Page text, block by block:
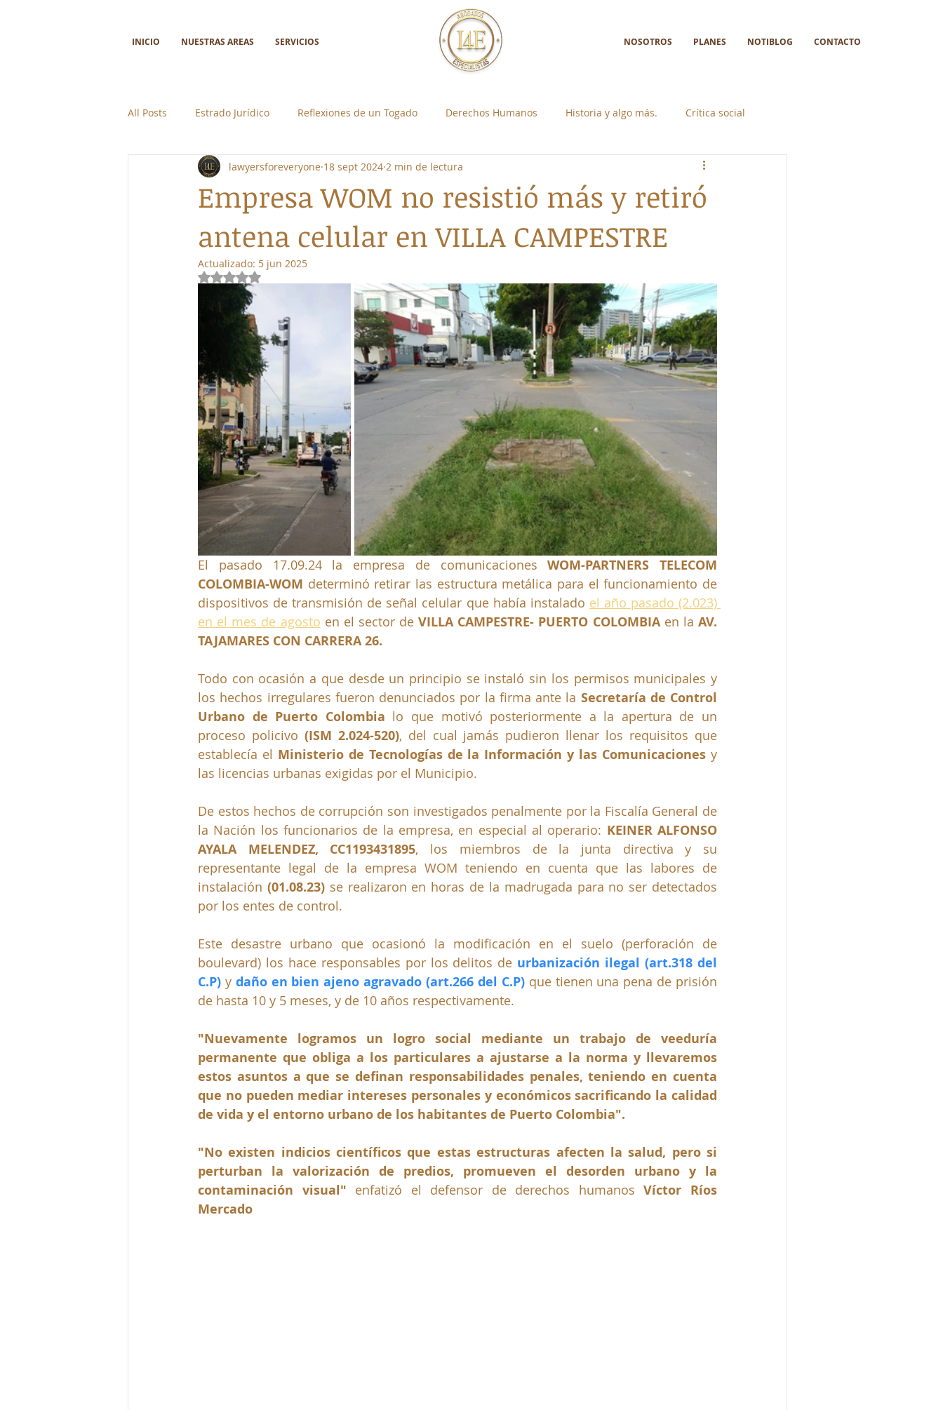
INICIO NUESTRAS AREAS SERVICIOS NOSOTROS PLANES NOTIBLOG CONTACTO
All Posts Estrado Jurídico Reflexiones de un Togado Derechos Humanos Historia y algo más. Crítica social
Ciencia y tecnología Colabora con Nosotros Control Social Individual
Empresa WOM no resistió más y retiró
antena celular en VILLA CAMPESTRE
lawyersforeveryone 18 sept 2024 2 min de lectura
Actualizado: 5 jun 2025
Obtuvo NaN de 5 estrellas.
El pasado 17.09.24 la empresa de comunicaciones
WOM-PARTNERS TELECOM
COLOMBIA-WOM determinó retirar las estructura metálica para el funcionamiento de
dispositivos de transmisión de señal celular que había instalado el año pasado (2.023)
en el mes de agosto en el sector de VILLA CAMPESTRE- PUERTO COLOMBIA en la AV.
TAJAMARES CON CARRERA 26.
Todo con ocasión a que desde un principio se instaló sin los permisos municipales y
los hechos irregulares fueron denunciados por la firma ante la Secretaría de Control
Urbano de Puerto Colombia lo que motivó posteriormente a la apertura de un
proceso policivo (ISM 2.024-520), del cual jamás pudieron llenar los requisitos que
establecía el Ministerio de Tecnologías de la Información y las Comunicaciones y
las licencias urbanas exigidas por el Municipio.
De estos hechos de corrupción son investigados penalmente por la Fiscalía General de
la Nación los funcionarios de la empresa, en especial al operario: KEINER ALFONSO
AYALA MELENDEZ, CC1193431895, los miembros de la junta directiva
y su
representante legal de la empresa WOM teniendo en cuenta que las labores de
instalación (01.08.23) se realizaron en horas de la madrugada para no ser detectados
por los entes de control.
Este desastre urbano que ocasionó la modificación en el suelo (perforación de
boulevard) los hace responsables por los delitos de urbanización ilegal (art.318 del
C.P) y daño en bien ajeno agravado (art.266 del C.P) que tienen una pena de prisión
de hasta 10 y 5 meses, y de 10 años respectivamente.
"Nuevamente logramos un logro social mediante un trabajo de veeduría
permanente que obliga a los particulares a ajustarse a la norma y llevaremos
estos asuntos a que se definan responsabilidades penales, teniendo en cuenta
que no pueden mediar intereses personales y económicos sacrificando la calidad
de vida y el entorno urbano de los habitantes de Puerto Colombia".
"No existen indicios científicos que estas estructuras afecten la salud, pero si
perturban la valorización de predios, promueven el desorden urbano y la
contaminación visual" enfatizó el defensor de derechos humanos Víctor Ríos
Mercado